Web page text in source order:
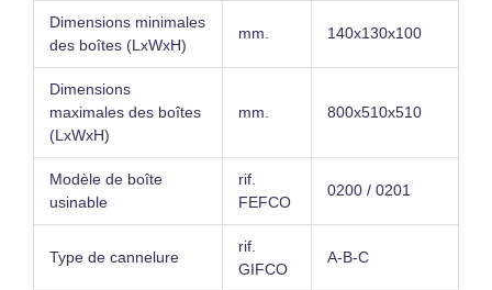
Dimensions minimales
des boîtes (LxWxH)
mm. 140x130x100
Dimensions
maximales des boîtes
(LxWxH)
mm. 800x510x510
Modèle de boîte
usinable
rif.
FEFCO
0200 / 0201
Type de cannelure
rif.
GIFCO
A-B-C